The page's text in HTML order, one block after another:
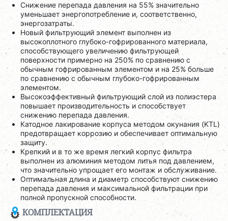
Снижение перепада давления на 55% значительно
уменьшает энергопотребление и, соответственно,
энергозатраты.
Новый фильтрующий элемент выполнен из
высокоплотного глубоко-гофрированного материала,
способствующего увеличению фильтрующей
поверхности примерно на 250% по сравнению с
обычным гофрированным элементом и на 25% больше
по сравнению с обычным глубоко-гофрированным
элементом.
Высокоэффективный фильтрующий слой из полиэстера
повышает производительность и способствует
снижению перепада давления.
Катодное лакирование корпуса методом окунания (KTL)
предотвращает коррозию и обеспечивает оптимальную
защиту.
Крепкий и в то же время легкий корпус фильтра
выполнен из алюминия методом литья под давлением,
что значительно упрощает его монтаж и обслуживание.
Оптимальная длина и диаметр способствуют снижению
перепада давления и максимальной фильтрации при
полной пропускной способности.
КОМПЛЕКТАЦИЯ